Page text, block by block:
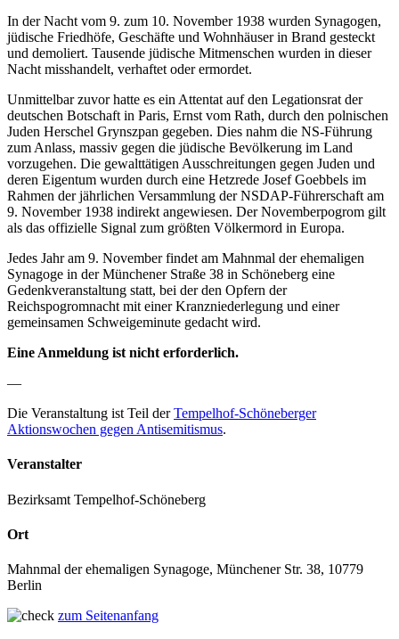
In der Nacht vom 9. zum 10. November 1938 wurden Synagogen,
jüdische Friedhöfe, Geschäfte und Wohnhäuser in Brand gesteckt
und demoliert. Tausende jüdische Mitmenschen wurden in dieser
Nacht misshandelt, verhaftet oder ermordet.
Unmittelbar zuvor hatte es ein Attentat auf den Legationsrat der
deutschen Botschaft in Paris, Ernst vom Rath, durch den polnischen
Juden Herschel Grynszpan gegeben. Dies nahm die NS-Führung
zum Anlass, massiv gegen die jüdische Bevölkerung im Land
vorzugehen. Die gewalttätigen Ausschreitungen gegen Juden und
deren Eigentum wurden durch eine Hetzrede Josef Goebbels im
Rahmen der jährlichen Versammlung der NSDAP-Führerschaft am
9. November 1938 indirekt angewiesen. Der Novemberpogrom gilt
als das offizielle Signal zum größten Völkermord in Europa.
Jedes Jahr am 9. November findet am Mahnmal der ehemaligen
Synagoge in der Münchener Straße 38 in Schöneberg eine
Gedenkveranstaltung statt, bei der den Opfern der
Reichspogromnacht mit einer Kranzniederlegung und einer
gemeinsamen Schweigeminute gedacht wird.
Eine Anmeldung ist nicht erforderlich.
—
Die Veranstaltung ist Teil derTempelhof-Schöneberger
Aktionswochen gegen Antisemitismus.
Veranstalter
Bezirksamt Tempelhof-Schöneberg
Ort
Mahnmal der ehemaligen Synagoge, Münchener Str. 38, 10779
Berlin
zum Seitenanfang